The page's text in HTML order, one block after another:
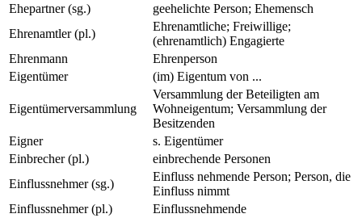
Ehepartner (sg.)
geehelichte Person; Ehemensch
Ehrenamtler (pl.)
Ehrenamtliche; Freiwillige;
(ehrenamtlich) Engagierte
Ehrenmann
Ehrenperson
Eigentümer
(im) Eigentum von ...
Eigentümerversammlung
Versammlung der Beteiligten am
Wohneigentum; Versammlung der
Besitzenden
Eigner
s. Eigentümer
Einbrecher (pl.)
einbrechende Personen
Einflussnehmer (sg.)
Einfluss nehmende Person; Person, die
Einfluss nimmt
Einflussnehmer (pl.)
Einflussnehmende